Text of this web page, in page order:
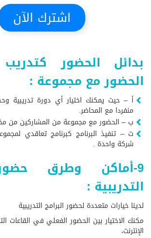
اشترك الآن
بدائل الحضور
الحضور مع مجموعة :
أ – حيث يمكنك اختيار أي دورة تدريبية
منفردا مع المحاضر.
ب – الحضور مع مجموعة من المشاركين من
ت – تنفيذ البرنامج كبرنامج تعاقدي
شركة واحدة .
9-أماكن وطرق
التدريبية :
لدينا خيارات متعددة لحضور البرامج التدريبية
مكنك الاختيار بين الحضور الفعلي في القاعات
الإنترنت،